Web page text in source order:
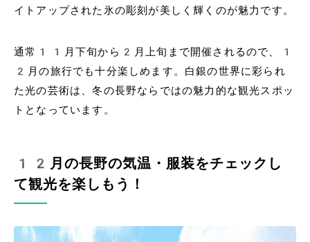
イトアップされた氷の彫刻が美しく輝くのが魅力です。
通常11月下旬から2月上旬まで開催されるので、1
2月の旅行でも十分楽しめます。白銀の世界に彩られ
た光の芸術は、冬の長野ならではの魅力的な観光スポッ
トとなっています。
12月の長野の気温・服装をチェックし
て観光を楽しもう！